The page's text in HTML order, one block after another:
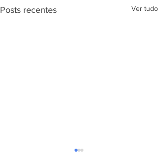
Posts recentes Ver tudo